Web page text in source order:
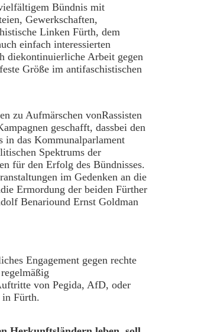
Bündnis mit
Gewerkschaften,
Linken Fürth, dem
einfach interessierten
diekontinuierliche Arbeit gegen
Größe im antifaschistischen
zu Aufmärschen vonRassisten
geschafft, dassbei den
in das Kommunalparlament
Spektrums der
für den Erfolg des Bündnisses.
im Gedenken an die
Ermordung der beiden Fürther
Benariound Ernst Goldman
Engagement gegen rechte
von Pegida, AfD, oder
in Fürth.